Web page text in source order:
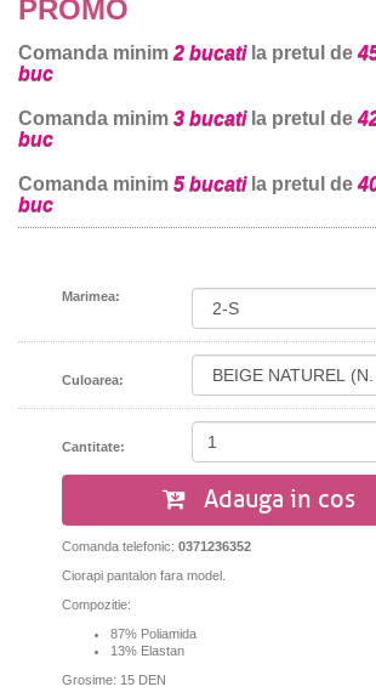
PROMO
Comanda minim 2 bucatila pretul de
buc
Comanda minim 3 bucatila pretul de
buc
Comanda minim 5 bucatila pretul de
buc
Marimea:
Culoarea:
Cantitate:
Adauga in cos
Comanda telefonic: 0371236352
Ciorapi pantalon fara model.
Compozitie:
87% Poliamida
13% Elastan
Grosime: 15 DEN